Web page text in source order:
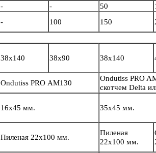
- - 50
- 100 150
38х140 38х90 38х140
Ondutiss PRO АМ130
Ondutiss PRO
скотчем Delta
16х45 мм. 35х45 мм.
Пиленая 22х100 мм.
Пиленая
22х100 мм.